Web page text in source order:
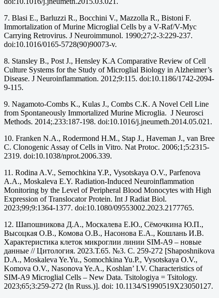
7. Blasi E., Barluzzi R., Bocchini V., Mazzolla R., Bistoni F.
Immortalization of Murine Microglial Cells by a V-Raf/V-Myc
Carrying Retrovirus. J Neuroimmunol. 1990;27;2-3:229-237.
doi:10.1016/0165-5728(90)90073-v.
8. Stansley B., Post J., Hensley K.A Comparative Review of Cell
Culture Systems for the Study of Microglial Biology in Alzheimer’s
Disease. J Neuroinflammation. 2012;9:115. doi:10.1186/1742-2094-
9-115.
9. Nagamoto-Combs K., Kulas J., Combs C.K. A Novel Cell Line
from Spontaneously Immortalized Murine Microglia. J Neurosci
Methods. 2014;.233:187-198. doi:10.1016/j.jneumeth.2014.05.021.
10. Franken N.A., Rodermond H.M., Stap J., Haveman J., van Bree
C. Clonogenic Assay of Cells in Vitro. Nat Protoc. 2006;1;5:2315-
2319. doi:10.1038/nprot.2006.339.
11. Rodina A.V., Semochkina Y.P., Vysotskaya O.V., Parfenova
A.A., Moskaleva E.Y. Radiation-Induced Neuroinflammation
Monitoring by the Level of Peripheral Blood Monocytes with High
Expression of Translocator Protein. Int J Radiat Biol.
2023;99;9:1364-1377. doi:10.1080/09553002.2023.2177765.
12. Шапошникова Д.А., Москалева Е.Ю., Сёмочкина Ю.П.,
Высоцкая О.В., Комова О.В., Насонова Е.А., Кошлань И.В.
Характеристика клеток микроглии линии SIM-A9 – новые
данные // Цитология. 2023.Т.65. №3. С. 259-272 [Shaposhnikova
D.A., Moskaleva Ye.Yu., Somochkina Yu.P., Vysotskaya O.V.,
Komova O.V., Nasonova Ye.A., Koshlan’ I.V. Characteristics of
SIM-A9 Microglial Cells – New Data. Tsitologiya = Tsitology.
2023;65;3:259-272 (In Russ.)]. doi: 10.1134/S1990519X23050127.